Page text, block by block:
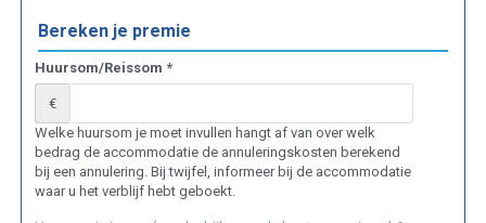
Bereken je premie
Huursom/Reissom *
€
Welke huursom je moet invullen hangt af van over welk
bedrag de accommodatie de annuleringskosten berekend
bij een annulering. Bij twijfel, informeer bij de accommodatie
waar u het verblijf hebt geboekt.